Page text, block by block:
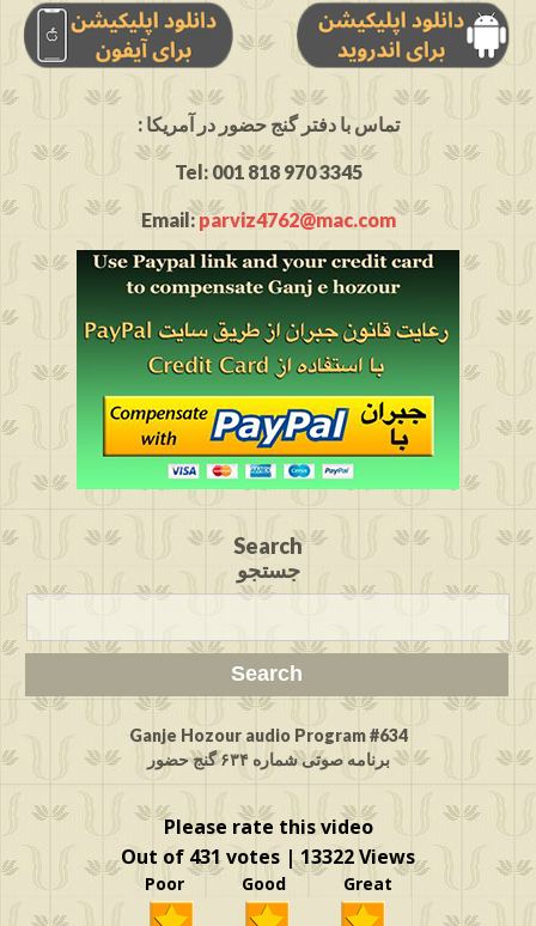
: تماس با دفتر گنج حضور در آمریکا
Tel: 001 818 970 3345
Email:parviz4762@mac.com
Search
جستجو
Ganje Hozour audio Program #634
برنامه صوتی شماره ۶۳۴ گنج حضور
Please rate this video
Out of 431 votes | 13322 Views
Poor Good Great